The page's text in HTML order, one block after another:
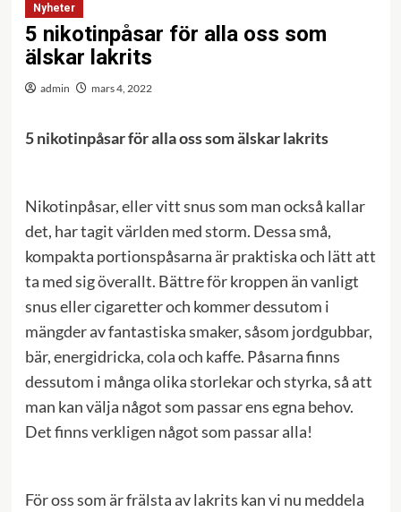
Nyheter
5 nikotinpåsar för alla oss som
älskar lakrits
admin mars 4, 2022
5 nikotinpåsar för alla oss som älskar lakrits
Nikotinpåsar, eller vitt snus som man också kallar
det, har tagit världen med storm. Dessa små,
kompakta portionspåsarna är praktiska och lätt att
ta med sig överallt. Bättre för kroppen än vanligt
snus eller cigaretter och kommer dessutom i
mängder av fantastiska smaker, såsom jordgubbar,
bär, energidricka, cola och kaffe. Påsarna finns
dessutom i många olika storlekar och styrka, så att
man kan välja något som passar ens egna behov.
Det finns verkligen något som passar alla!
För oss som är frälsta av lakrits kan vi nu meddela